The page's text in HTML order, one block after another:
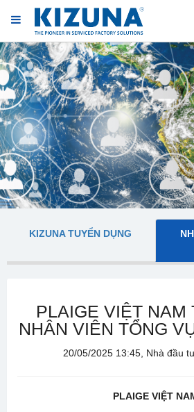
KIZUNA TUYỂN DỤNG
PLAIGE VIỆT NAM
NHÂN VIÊN TỔNG
20/05/2025 13:45, Nhà đầu
PLAIGE VIỆT